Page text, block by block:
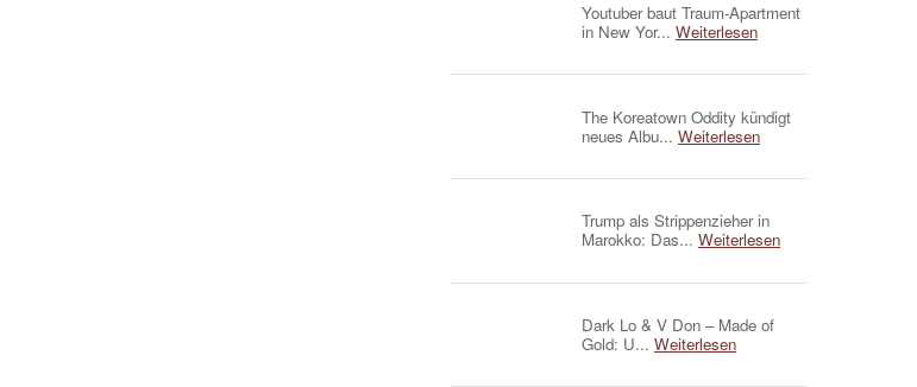
Youtuber baut Traum-Apartment
in New Yor... Weiterlesen
The Koreatown Oddity kündigt
neues Albu... Weiterlesen
Trump als Strippenzieher in
Marokko: Das... Weiterlesen
Dark Lo & V Don – Made of
Gold: U... Weiterlesen